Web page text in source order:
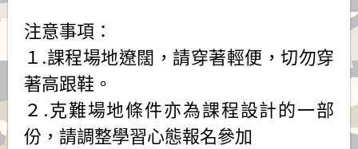
注意事項：
１.課程場地遼闊，請穿著輕便，切勿穿
著高跟鞋。
２.克難場地條件亦為課程設計的一部
份，請調整學習心態報名參加